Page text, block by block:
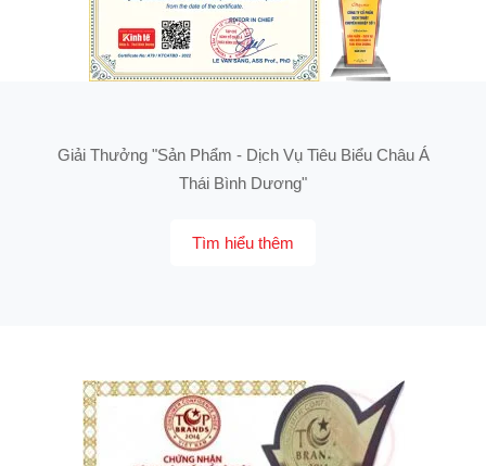
Giải Thưởng "Sản Phẩm - Dịch Vụ Tiêu Biểu Châu Á
Thái Bình Dương"
Tìm hiểu thêm